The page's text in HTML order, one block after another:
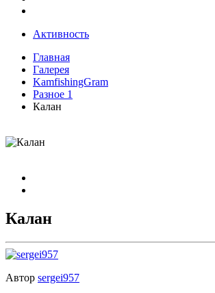
Активность
Главная
Галерея
KamfishingGram
Разное 1
Калан
Калан
Автор sergei957